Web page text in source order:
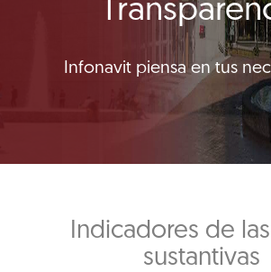
Infonavit piensa en tus
Indicadores de
sustantivas